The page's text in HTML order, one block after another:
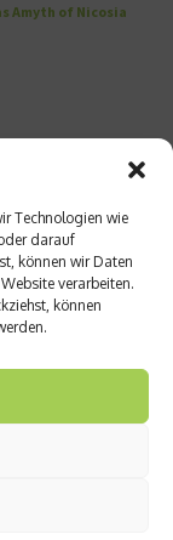
Technologien wie
darauf
können wir Daten
verarbeiten.
können
Amyth of Nicosia
Codes der Szene
Häuser
ernähren?